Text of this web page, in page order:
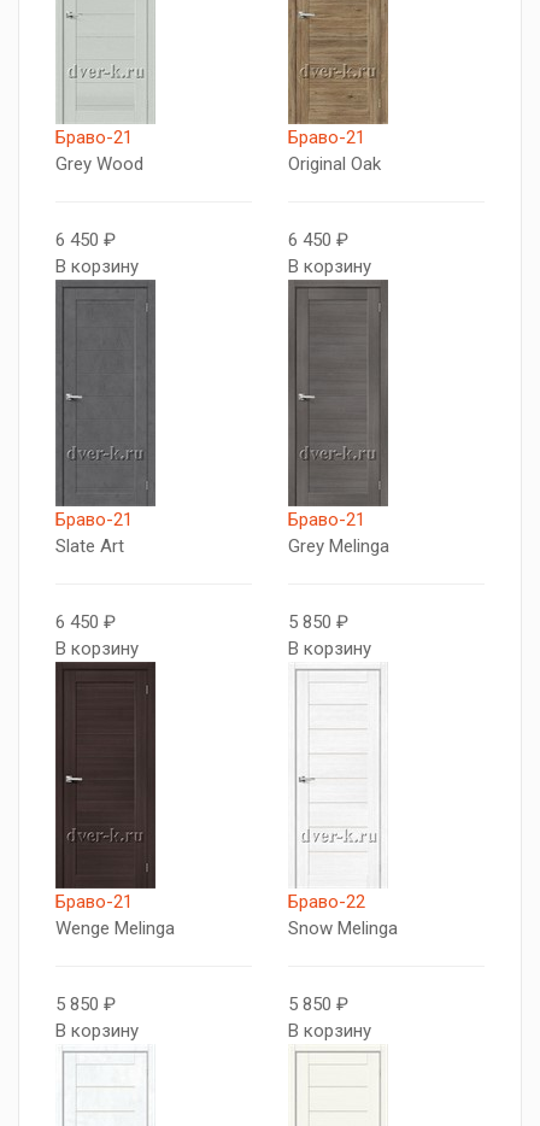
Браво-21
Grey Wood
6 450 ₽
В корзину
Браво-21
Original Oak
6 450 ₽
В корзину
Браво-21
Slate Art
6 450 ₽
В корзину
Браво-21
Grey Melinga
5 850 ₽
В корзину
Браво-21
Wenge Melinga
5 850 ₽
В корзину
Браво-22
Snow Melinga
5 850 ₽
В корзину